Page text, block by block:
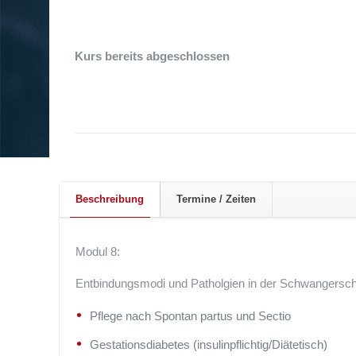
Kurs bereits abgeschlossen
Beschreibung Termine / Zeiten
Modul 8:
Entbindungsmodi und Patholgien in der
Pflege nach Spontan partus und Sectio
Gestationsdiabetes (insulinpflichtig/Diätetisch)